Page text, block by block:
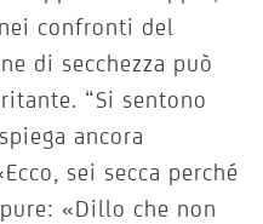
confronti del
di secchezza può
“Si sentono
ancora
sei secca perché
«Dillo che non